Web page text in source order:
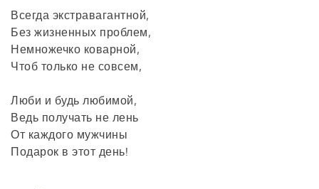
Всегда экстравагантной,
Без жизненных проблем,
Немножечко коварной,
Чтоб только не совсем,
Люби и будь любимой,
Ведь получать не лень
От каждого мужчины
Подарок в этот день!